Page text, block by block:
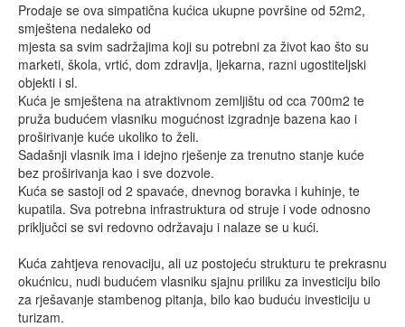
Prodaje se ova simpatična kućica ukupne površine od 52m2,
smještena nedaleko od
mjesta sa svim sadržajima koji su potrebni za život kao što su
marketi, škola, vrtić, dom zdravlja, ljekarna, razni ugostiteljski
objekti i sl.
Kuća je smještena na atraktivnom zemljištu od cca 700m2 te
pruža budućem vlasniku mogućnost izgradnje bazena kao i
proširivanje kuće ukoliko to želi.
Sadašnji vlasnik ima i idejno rješenje za trenutno stanje kuće
bez proširivanja kao i sve dozvole.
Kuća se sastoji od 2 spavaće, dnevnog boravka i kuhinje, te
kupatila. Sva potrebna infrastruktura od struje i vode odnosno
priključci se svi redovno održavaju i nalaze se u kući.
Kuća zahtjeva renovaciju, ali uz postojeću strukturu te prekrasnu
okućnicu, nudi budućem vlasniku sjajnu priliku za investiciju bilo
za rješavanje stambenog pitanja, bilo kao buduću investiciju u
turizam.